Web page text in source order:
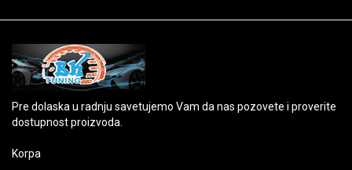
Pre dolaska u radnju savetujemo Vam da nas pozovete i proverite
dostupnost proizvoda.
Korpa